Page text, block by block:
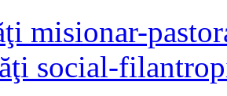
misionar-
social-